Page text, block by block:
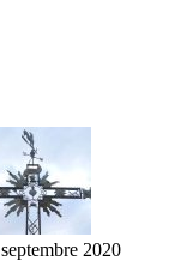
2020